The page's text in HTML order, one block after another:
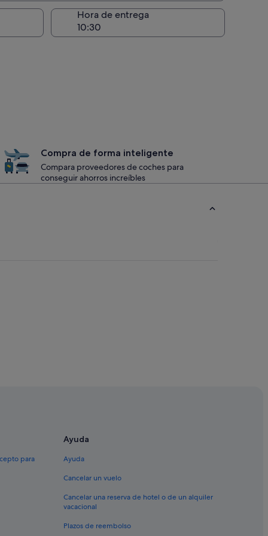
Hora de entrega
Compra de forma inteligente
Compara proveedores de coches para
conseguir ahorros increíbles
para
Ayuda
Ayuda
Cancelar un vuelo
Cancelar una reserva de hotel o de un alquiler
vacacional
Plazos de reembolso